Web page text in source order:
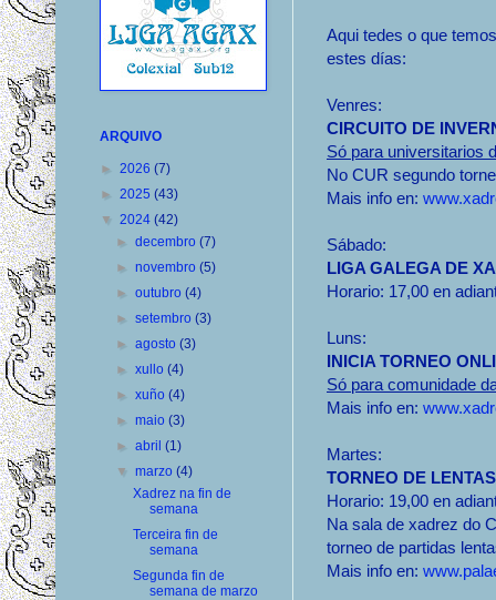
Aqui tedes o que temos
estes días:
Venres:
CIRCUITO DE
Só para universitarios
No CUR segundo
Mais info en:
Sábado:
LIGA GALEGA DE
Horario: 17,00 en
Luns:
INICIA TORNEO
Só para comunidade
Mais info en:
Martes:
TORNEO DE LENTAS
Horario: 19,00 en
Na sala de xadrez do
torneo de partidas
Mais info en:
ARQUIVO
► 2026 (7)
► 2025 (43)
▼ 2024 (42)
►decembro(7)
►novembro(5)
►outubro(4)
►setembro(3)
►agosto(3)
►xullo(4)
►xuño(4)
►maio(3)
►abril(1)
▼marzo(4)
Xadrez na fin de
semana
Terceira fin de
semana
Segunda fin de
semana de marzo